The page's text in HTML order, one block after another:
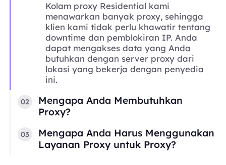
Kolam proxy Residential kami
menawarkan banyak proxy, sehingga
klien kami tidak perlu khawatir tentang
downtime dan pemblokiran IP. Anda
dapat mengakses data yang Anda
butuhkan dengan server proxy dari
lokasi yang bekerja dengan penyedia
ini.
02
Mengapa Anda Membutuhkan
Proxy?
03
Mengapa Anda Harus Menggunakan
Layanan Proxy untuk Proxy?